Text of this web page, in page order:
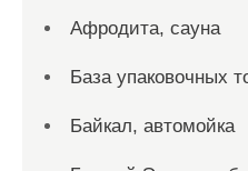
Афродита, сауна
База упаковочных
Байкал, автомойка